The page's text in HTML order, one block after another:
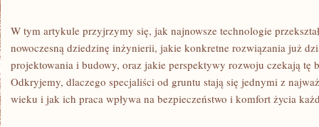
W tym artykule przyjrzymy się, jak najnowsze technologie
nowoczesną dziedzinę inżynierii, jakie konkretne rozwiązania już
projektowania i budowy, oraz jakie perspektywy rozwoju czekają tę
Odkryjemy, dlaczego specjaliści od gruntu stają się jednymi z
wieku i jak ich praca wpływa na bezpieczeństwo i komfort życia